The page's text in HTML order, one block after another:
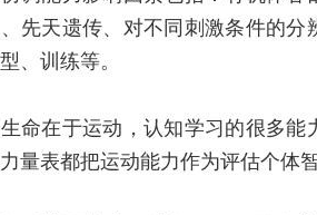
先天遗传、对不同刺激条件的
、训练等。
命在于运动，认知学习的很多
量表都把运动能力作为评估个体